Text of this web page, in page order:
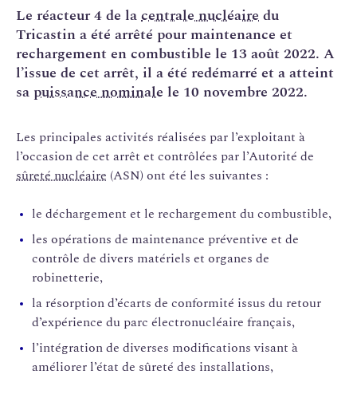
Le réacteur 4 de lacentrale nucléairedu
Tricastin a été arrêté pour maintenance et
rechargement en combustible le 13 août 2022. A
l’issue de cet arrêt, il a été redémarré et a atteint
sa puissance nominale le 10 novembre 2022.
Les principales activités réalisées par l’exploitant à
l’occasion de cet arrêt et contrôlées par l’Autorité de
sûreté nucléaire (ASN) ont été les suivantes :
le déchargement et le rechargement du combustible,
les opérations de maintenance préventive et de
contrôle de divers matériels et organes de
robinetterie,
la résorption d’écarts de conformité issus du retour
d’expérience du parc électronucléaire français,
l’intégration de diverses modifications visant à
améliorer l’état de sûreté des installations,